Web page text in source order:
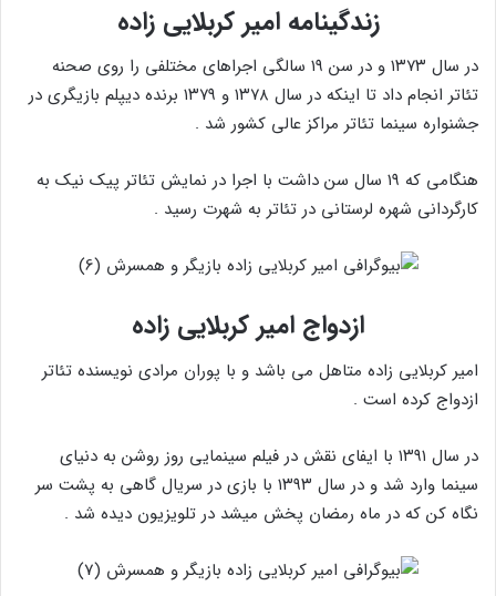
زندگینامه امیر کربلایی زاده
در سال ۱۳۷۳ و در سن ۱۹ سالگی اجراهای مختلفی را روی صحنه
تئاتر انجام داد تا اینکه در سال ۱۳۷۸ و ۱۳۷۹ برنده دیپلم بازیگری در
جشنواره سینما تئاتر مراکز عالی کشور شد .
هنگامی که ۱۹ سال سن داشت با اجرا در نمایش تئاتر پیک نیک به
کارگردانی شهره لرستانی در تئاتر به شهرت رسید .
ازدواج امیر کربلایی زاده
امیر کربلایی زاده متاهل می باشد و با پوران مرادی نویسنده تئاتر
ازدواج کرده است .
در سال ۱۳۹۱ با ایفای نقش در فیلم سینمایی روز روشن به دنیای
سینما وارد شد و در سال ۱۳۹۳ با بازی در سریال گاهی به پشت سر
نگاه کن که در ماه رمضان پخش میشد در تلویزیون دیده شد .